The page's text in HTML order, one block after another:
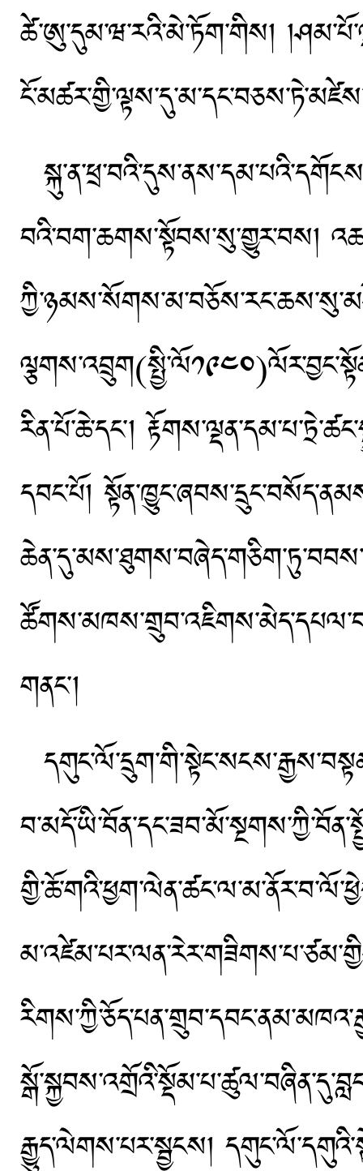
ཚེ་ཨུ་དུམ་ཝ་རའི་མེ་ཏོག་གིས།
བའི་བག་ཆགས་སྟོབས་སུ་གྱུར་བས།
རིན་པོ་ཆེ་དང༌།
དབང་པོ།
གནང༌།
རྒྱུད་ལེགས་པར་སྦྱངས།